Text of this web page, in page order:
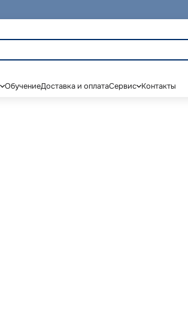
ОбучениеДоставка и оплатаСервис Контакты